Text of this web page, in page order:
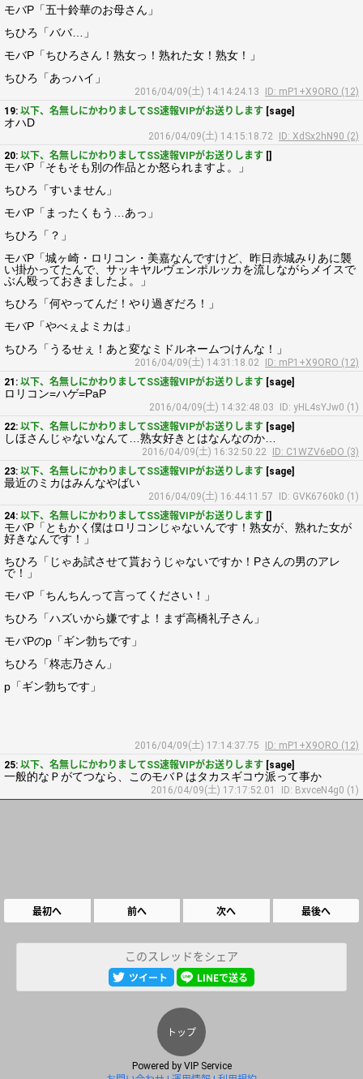
モバP「五十鈴華のお母さん」
ちひろ「ババ…」
モバP「ちひろさん！熟女っ！熟れた女！熟女！」
ちひろ「あっハイ」
2016/04/09(土) 14:14:24.13
ID: mP1+X9ORO (12)
19: 以下、名無しにかわりましてSS速報VIPがお送りします [sage]
オハD
2016/04/09(土) 14:15:18.72
ID: XdSx2hN90 (2)
20: 以下、名無しにかわりましてSS速報VIPがお送りします []
モバP「そもそも別の作品とか怒られますよ。」
ちひろ「すいません」
モバP「まったくもう…あっ」
ちひろ「？」
モバP「城ヶ崎・ロリコン・美嘉なんですけど、昨日赤城みりあに襲
い掛かってたんで、サッキヤルヴェンポルッカを流しながらメイスで
ぶん殴っておきましたよ。」
ちひろ「何やってんだ！やり過ぎだろ！」
モバP「やべぇよミカは」
ちひろ「うるせぇ！あと変なミドルネームつけんな！」
2016/04/09(土) 14:31:18.02
ID: mP1+X9ORO (12)
21: 以下、名無しにかわりましてSS速報VIPがお送りします [sage]
ロリコン=ハゲ=PaP
2016/04/09(土) 14:32:48.03
ID: yHL4sYJw0 (1)
22: 以下、名無しにかわりましてSS速報VIPがお送りします [sage]
しほさんじゃないなんて…熟女好きとはなんなのか…
2016/04/09(土) 16:32:50.22
ID: C1WZV6eDO (3)
23: 以下、名無しにかわりましてSS速報VIPがお送りします [sage]
最近のミカはみんなやばい
2016/04/09(土) 16:44:11.57
ID: GVK6760k0 (1)
24: 以下、名無しにかわりましてSS速報VIPがお送りします []
モバP「ともかく僕はロリコンじゃないんです！熟女が、熟れた女が
好きなんです！」
ちひろ「じゃあ試させて貰おうじゃないですか！Pさんの男のアレ
で！」
モバP「ちんちんって言ってください！」
ちひろ「ハズいから嫌ですよ！まず高橋礼子さん」
モバPのp「ギン勃ちです」
ちひろ「柊志乃さん」
p「ギン勃ちです」
2016/04/09(土) 17:14:37.75
ID: mP1+X9ORO (12)
25: 以下、名無しにかわりましてSS速報VIPがお送りします [sage]
一般的なＰがてつなら、このモバＰはタカスギコウ派って事か
2016/04/09(土) 17:17:52.01 ID: BxvceN4g0 (1)
最初へ 前へ 次へ 最後へ
このスレッドをシェア
ツイート LINEで送る
トップ
Powered by VIP Service